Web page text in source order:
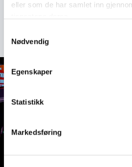
eller som de har samlet inn
Nødvendig
Egenskaper
Statistikk
Markedsføring
Dag Otto Lauritzens foredrag